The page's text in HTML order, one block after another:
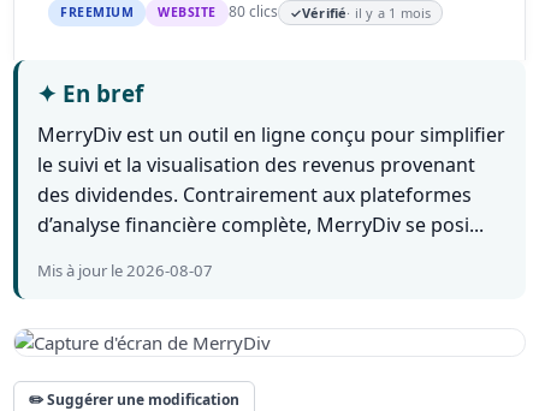
FREEMIUM WEBSITE 80 clics ✓Vérifié· il y a 1 mois
✦ En bref
MerryDiv est un outil en ligne conçu pour simplifier
le suivi et la visualisation des revenus provenant
des dividendes. Contrairement aux plateformes
d’analyse financière complète, MerryDiv se posi...
Mis à jour le 2026-08-07
✏️ Suggérer une modification